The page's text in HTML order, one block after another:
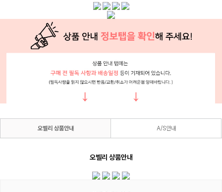
오벨리 상품안내 A/S안내
오벨리 상품안내